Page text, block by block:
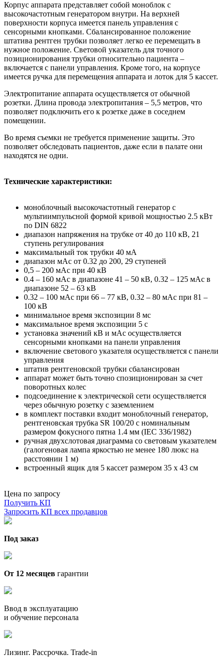
Корпус аппарата представляет собой моноблок с
высокочастотным генератором внутри. На верхней
поверхности корпуса имеется панель управления с
сенсорными кнопками. Сбалансированное положение
штатива рентген трубки позволяет легко ее перемещать в
нужное положение. Световой указатель для точного
позиционирования трубки относительно пациента –
включается с панели управления. Кроме того, на корпусе
имеется ручка для перемещения аппарата и лоток для 5 кассет.
Электропитание аппарата осуществляется от обычной
розетки. Длина провода электропитания – 5,5 метров, что
позволяет подключить его к розетке даже в соседнем
помещении.
Во время съемки не требуется применение защиты. Это
позволяет обследовать пациентов, даже если в палате они
находятся не одни.
Технические характеристики:
моноблочный высокочастотный генератор с
мультиимпульсной формой кривой мощностью 2.5 кВт
по DIN 6822
диапазон напряжения на трубке от 40 до 110 кВ, 21
ступень регулирования
максимальный ток трубки 40 мА
диапазон мАс от 0.32 до 200, 29 ступеней
0,5 – 200 мАс при 40 кВ
0.4 – 160 мАс в диапазоне 41 – 50 кВ, 0.32 – 125 мАс в
диапазоне 52 – 63 кВ
0.32 – 100 мАс при 66 – 77 кВ, 0.32 – 80 мАс при 81 –
100 кВ
минимальное время экспозиции 8 мс
максимальное время экспозиции 5 с
установка значений кВ и мАс осуществляется
сенсорными кнопками на панели управления
включение светового указателя осуществляется с панели
управления
штатив рентгеновской трубки сбалансирован
аппарат может быть точно спозиционирован за счет
поворотных колес
подсоединение к электрической сети осуществляется
через обычную розетку с заземлением
в комплект поставки входит моноблочный генератор,
рентгеновская трубка SR 100/20 с номинальным
размером фокусного пятна 1.4 мм (IEC 336/1982)
ручная двухслотовая диаграмма со световым указателем
(галогеновая лампа яркостью не менее 180 люкс на
расстоянии 1 м)
встроенный ящик для 5 кассет размером 35 х 43 см
Цена по запросу
Получить КП
Запросить КП всех продавцов
Под заказ
От 12 месяцев гарантии
Ввод в эксплуатацию
и обучение персонала
Лизинг. Рассрочка. Trade-in